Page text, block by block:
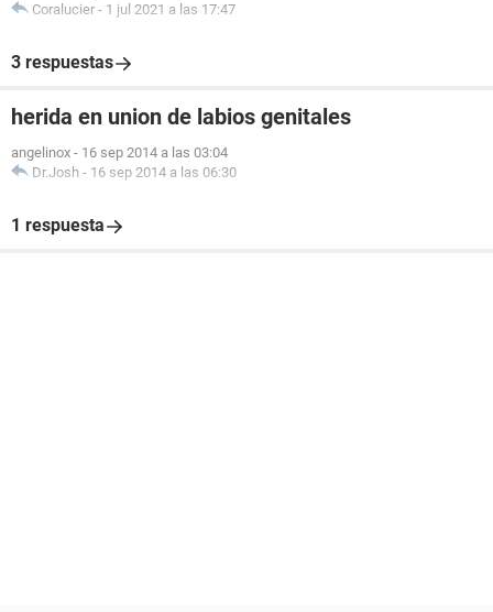
Coralucier - 1 jul 2021 a las 17:47
3 respuestas
herida en union de labios genitales
angelinox - 16 sep 2014 a las 03:04
Dr.Josh - 16 sep 2014 a las 06:30
1 respuesta